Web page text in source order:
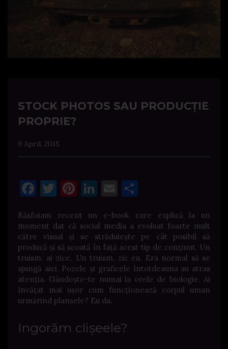
STOCK PHOTOS SAU PRODUCȚIE
PROPRIE?
9 April, 2015
Facebook
Twitter
Pinterest
LinkedIn
Email
Răsfoiam recent un e-book care explică la un
moment dat că social media a evoluat foarte mult
către visual și se străduiește pe cât posibil să
producă și să scoată în față acest tip de conținut. Un
truism, ai zice. Un truism, zic eu. Era normal să se
ajungă aici. Pozele și graficele întotdeauna au atras
atenția. Gândește-te numai la orele de biologie. Ai
învățat mai ușor cum funcționează corpul uman
urmărind planșele? Eu da.
Ingorăm clișeele?